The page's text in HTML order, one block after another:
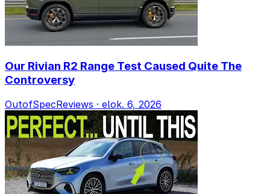
Our Rivian R2 Range Test Caused Quite The
Controversy
OutofSpecReviews · elok. 6, 2026